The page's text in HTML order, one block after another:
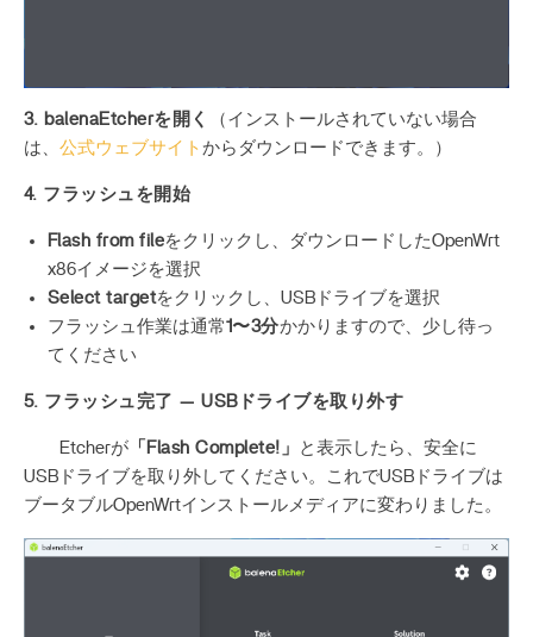
3. balenaEtcherを開く
（インストールされていない場合
は、 公式ウェブサイト からダウンロードできます。）
4. フラッシュを開始
Flash from fileをクリックし、ダウンロードしたOpenWrt
x86イメージを選択
Select targetをクリックし、USBドライブを選択
フラッシュ作業は通常1〜3分かかりますので、少し待っ
てください
5. フラッシュ完了 — USBドライブを取り外す
Etcherが 「Flash Complete!」
と表示したら、安全に
USBドライブを取り外してください。これでUSBドライブは
ブータブルOpenWrtインストールメディアに変わりました。